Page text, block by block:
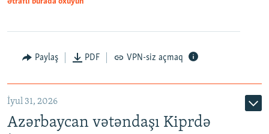
Paylaş PDF VPN-siz açmaq
İyul 31, 2026
Azərbaycan vətəndaşı Kiprdə